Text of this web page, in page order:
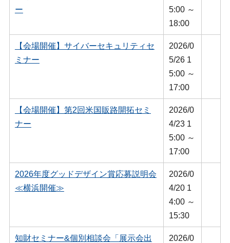
ー
5:00 ～
18:00
【会場開催】サイバーセキュリティセ
ミナー
2026/0
5/26 1
5:00 ～
17:00
【会場開催】第2回米国販路開拓セミ
ナー
2026/0
4/23 1
5:00 ～
17:00
2026年度グッドデザイン賞応募説明会
≪横浜開催≫
2026/0
4/20 1
4:00 ～
15:30
知財セミナー&個別相談会「展示会出
2026/0